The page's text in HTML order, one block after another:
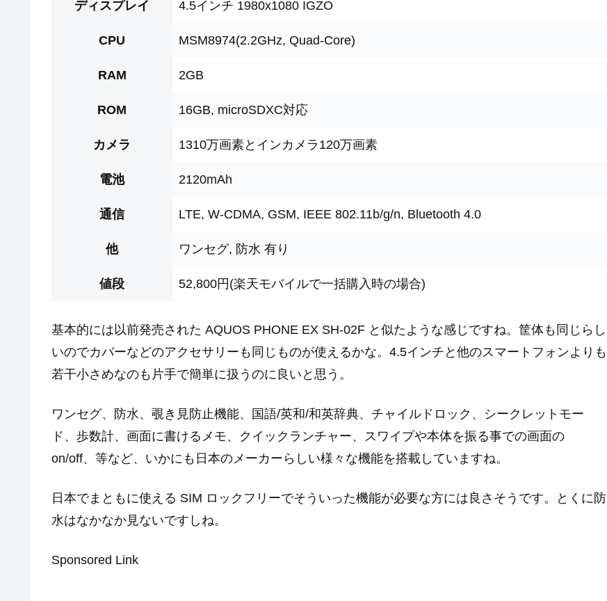
ディスプレイ 4.5インチ 1980x1080 IGZO
CPU MSM8974(2.2GHz, Quad-Core)
RAM 2GB
ROM 16GB, microSDXC対応
カメラ 1310万画素とインカメラ120万画素
電池 2120mAh
通信 LTE, W-CDMA, GSM, IEEE 802.11b/g/n, Bluetooth 4.0
他 ワンセグ, 防水 有り
値段 52,800円(楽天モバイルで一括購入時の場合)
基本的には以前発売された AQUOS PHONE EX SH-02F と似たような感じですね。筐体も同じらし
いのでカバーなどのアクセサリーも同じものが使えるかな。4.5インチと他のスマートフォンよりも
若干小さめなのも片手で簡単に扱うのに良いと思う。
ワンセグ、防水、覗き見防止機能、国語/英和/和英辞典、チャイルドロック、シークレットモー
ド、歩数計、画面に書けるメモ、クイックランチャー、スワイプや本体を振る事での画面の
on/off、等など、いかにも日本のメーカーらしい様々な機能を搭載していますね。
日本でまともに使える SIM ロックフリーでそういった機能が必要な方には良さそうです。とくに防
水はなかなか見ないですしね。
Sponsored Link